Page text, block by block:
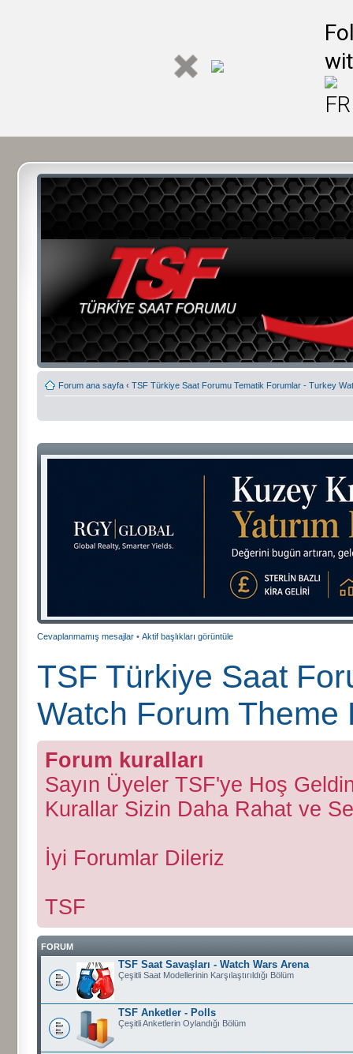
Forum ana sayfa ‹ TSF Türkiye Saat Forumu Tematik Forumlar - Turkey
Cevaplanmamış mesajlar • Aktif başlıkları görüntüle
TSF Türkiye Saat
Watch Forum Theme
Forum kuralları
Sayın Üyeler TSF'ye Hoş
Kurallar Sizin Daha Rahat ve
İyi Forumlar Dileriz
TSF
FORUM
TSF Saat Savaşları - Watch Wars Arena
Çeşitli Saat Modellerinin Karşılaştırıldığı Bölüm
TSF Anketler - Polls
Çeşitli Anketlerin Oylandığı Bölüm